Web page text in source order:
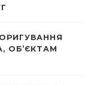
ОБ’ЄКТАМ